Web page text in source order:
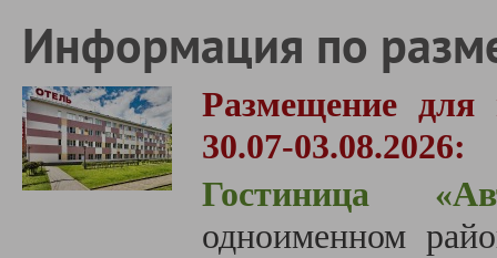
Информация по
Размещение для
30.07-03.08.2026:
Гостиница
одноименном